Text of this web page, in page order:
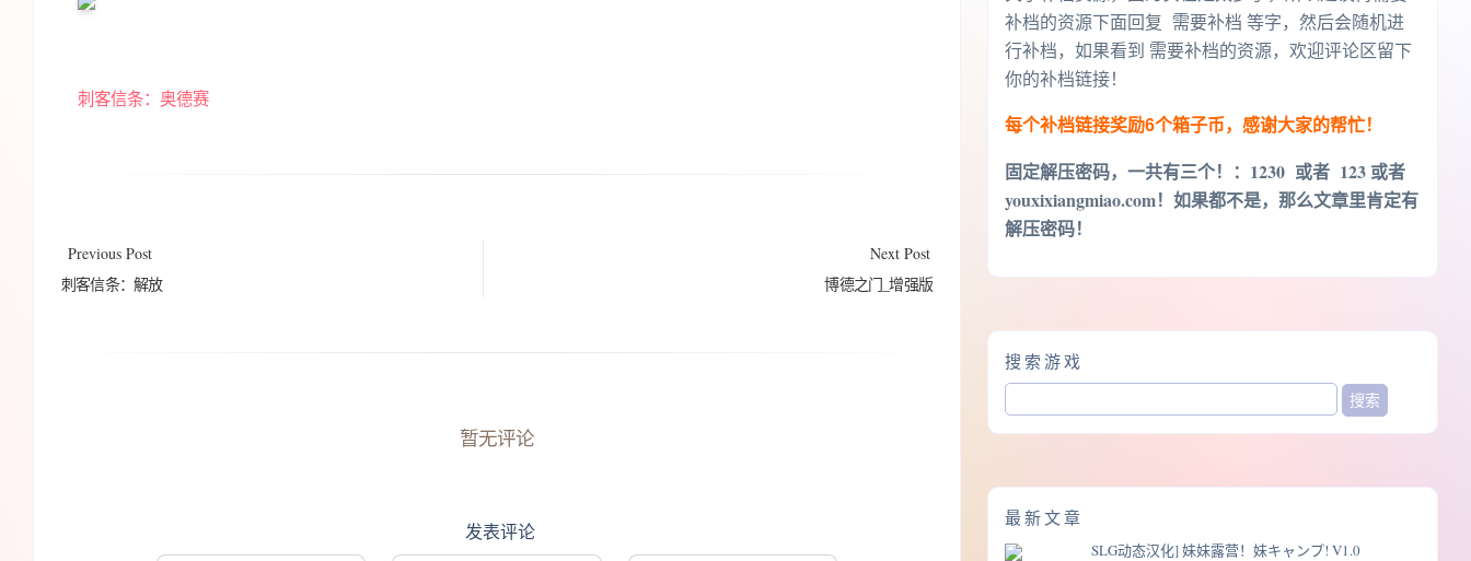
刺客信条：奥德赛
Previous Post
刺客信条：解放
Next Post
博德之门_增强版
暂无评论
发表评论
补档的资源下面回复 需要补档 等字，然后会随机进
行补档，如果看到 需要补档的资源，欢迎评论区留下
你的补档链接！
每个补档链接奖励6个箱子币，感谢大家的帮忙！
固定解压密码，一共有三个！ ：1230 或者 123 或者
youxixiangmiao.com！如果都不是，那么文章里肯定有
解压密码！
搜索游戏
最新文章
SLG动态汉化] 妹妹露营！妹キャンプ! V1.0